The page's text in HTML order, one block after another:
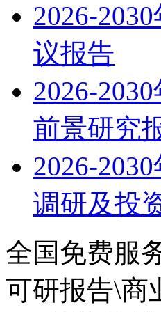
2026-
议报告
2026-
前景研究
2026-
调研及投
全国免费服
可研报告\商